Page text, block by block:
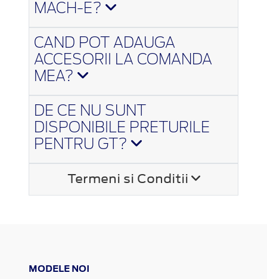
MACH-E?
CAND POT ADAUGA
ACCESORII LA COMANDA
MEA?
DE CE NU SUNT
DISPONIBILE PRETURILE
PENTRU GT?
Termeni si Conditii
MODELE NOI